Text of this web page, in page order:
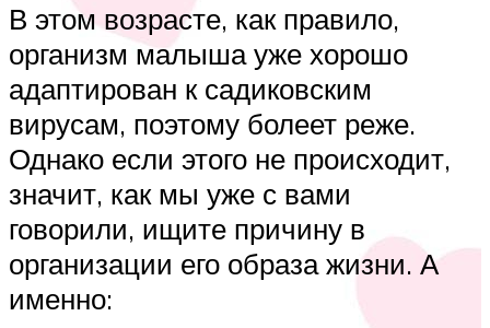
В этом возрасте, как правило,
организм малыша уже хорошо
адаптирован к садиковским
вирусам, поэтому болеет реже.
Однако если этого не происходит,
значит, как мы уже с вами
говорили, ищите причину в
организации его образа жизни. А
именно: